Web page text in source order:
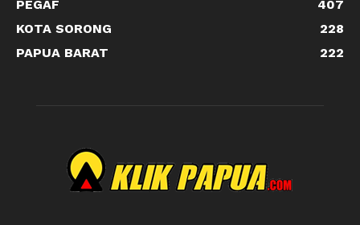
PEGAF
407
KOTA SORONG
228
PAPUA BARAT
222